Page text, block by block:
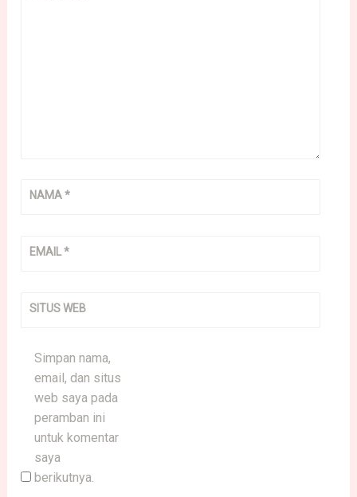
NAMA*
EMAIL*
SITUS WEB
Simpan nama,
email, dan situs
web saya pada
peramban ini
untuk komentar
saya
berikutnya.